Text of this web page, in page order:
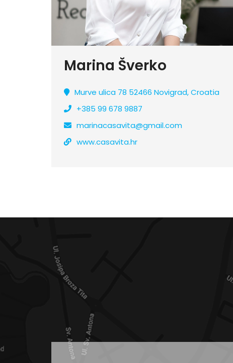
Marina Šverko
Murve ulica 78 52466 Novigrad, Croatia
+385 99 678 9887
marinacasavita@gmail.com
www.casavita.hr